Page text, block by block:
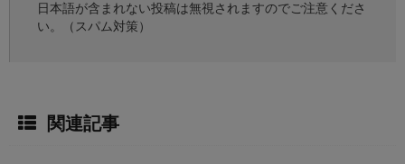
日本語が含まれない投稿は無視されますのでご注意くださ
い。（スパム対策）
関連記事